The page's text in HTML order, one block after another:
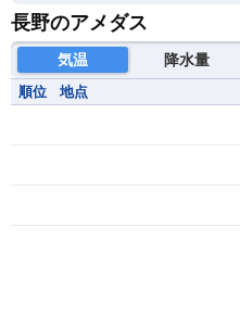
長野のアメダス
気温 降水量
順位 地点